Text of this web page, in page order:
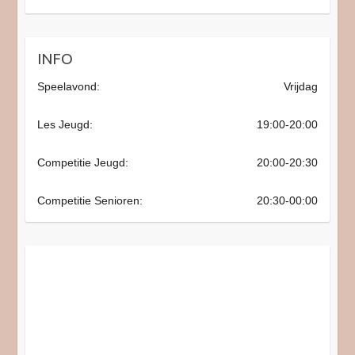
INFO
Speelavond: Vrijdag
Les Jeugd: 19:00-20:00
Competitie Jeugd: 20:00-20:30
Competitie Senioren: 20:30-00:00